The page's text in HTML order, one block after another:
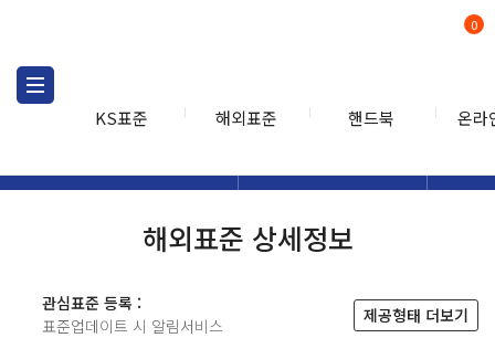
KS표준 해외표준 핸드북 온라
0
해외표준 상세정보
관심표준 등록 :
표준업데이트 시 알림서비스
제공형태 더보기